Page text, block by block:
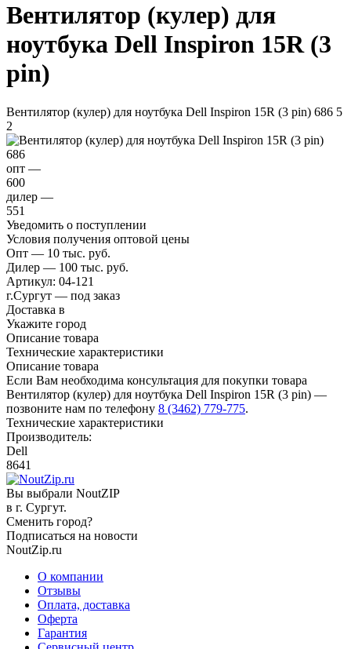
Вентилятор (кулер) для
ноутбука Dell Inspiron 15R (3
pin)
Вентилятор (кулер) для ноутбука Dell Inspiron 15R (3 pin) 686 5
2
686
опт —
600
дилер —
551
Уведомить о поступлении
Условия получения оптовой цены
Опт — 10 тыс. руб.
Дилер — 100 тыс. руб.
Артикул: 04-121
г.Сургут — под заказ
Доставка в
Укажите город
Описание товара
Технические характеристики
Описание товара
Если Вам необходима консультация для покупки товара
Вентилятор (кулер) для ноутбука Dell Inspiron 15R (3 pin) —
позвоните нам по телефону 8 (3462) 779-775.
Технические характеристики
Производитель:
Dell
8641
Вы выбрали NoutZIP
в г. Сургут.
Сменить город?
Подписаться на новости
NoutZip.ru
О компании
Отзывы
Оплата, доставка
Оферта
Гарантия